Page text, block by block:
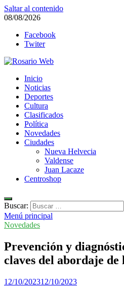
Saltar al contenido
08/08/2026
Facebook
Twiter
Rosario Web
Todas la noticias de Rosario y la zona
Inicio
Noticias
Deportes
Cultura
Clasificados
Política
Novedades
Ciudades
Nueva Helvecia
Valdense
Juan Lacaze
Centroshop
Buscar:
Menú principal
Novedades
Prevención y
claves del abordaje
12/10/202312/10/2023